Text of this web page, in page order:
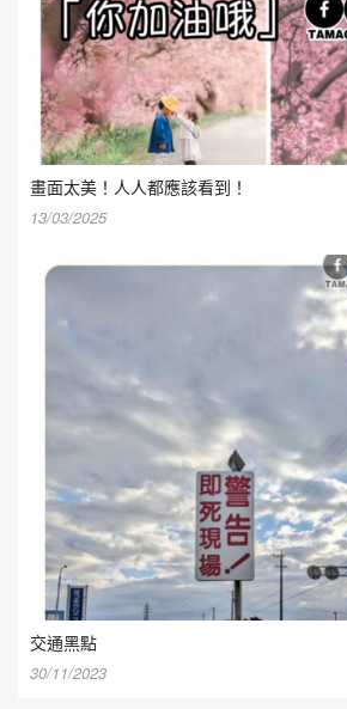
畫面太美！人人都應該看到！
13/03/2025
交通黑點
30/11/2023